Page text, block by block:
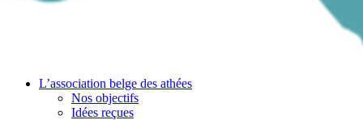
L’association belge des athées
Nos objectifs
Idées reçues